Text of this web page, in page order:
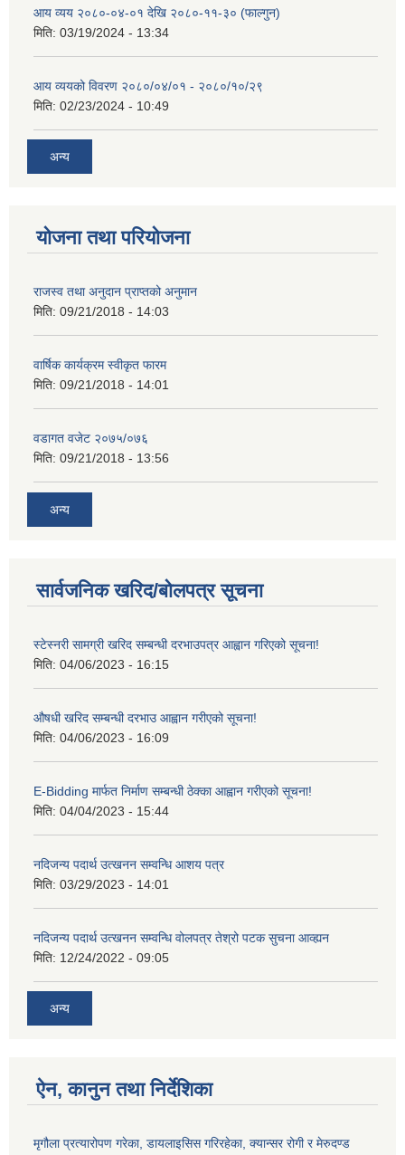
आय व्यय २०८०-०४-०१ देखि २०८०-११-३० (फाल्गुन)
मिति: 03/19/2024 - 13:34
आय व्ययको विवरण २०८०/०४/०१ - २०८०/१०/२९
मिति: 02/23/2024 - 10:49
अन्य
योजना तथा परियोजना
राजस्व तथा अनुदान प्राप्तको अनुमान
मिति: 09/21/2018 - 14:03
वार्षिक कार्यक्रम स्वीकृत फारम
मिति: 09/21/2018 - 14:01
वडागत वजेट २०७५/०७६
मिति: 09/21/2018 - 13:56
अन्य
सार्वजनिक खरिद/बोलपत्र सूचना
स्टेस्नरी सामग्री खरिद सम्बन्धी दरभाउपत्र आह्वान गरिएको सूचना!
मिति: 04/06/2023 - 16:15
औषधी खरिद सम्बन्धी दरभाउ आह्वान गरीएको सूचना!
मिति: 04/06/2023 - 16:09
E-Bidding मार्फत निर्माण सम्बन्धी ठेक्का आह्वान गरीएको सूचना!
मिति: 04/04/2023 - 15:44
नदिजन्य पदार्थ उत्खनन सम्वन्धि आशय पत्र
मिति: 03/29/2023 - 14:01
नदिजन्य पदार्थ उत्खनन सम्वन्धि वोलपत्र तेश्रो पटक सुचना आव्ह्यन
मिति: 12/24/2022 - 09:05
अन्य
ऐन, कानुन तथा निर्देशिका
मृगौला प्रत्यारोपण गरेका, डायलाइसिस गरिरहेका, क्यान्सर रोगी र मेरुदण्‍ड